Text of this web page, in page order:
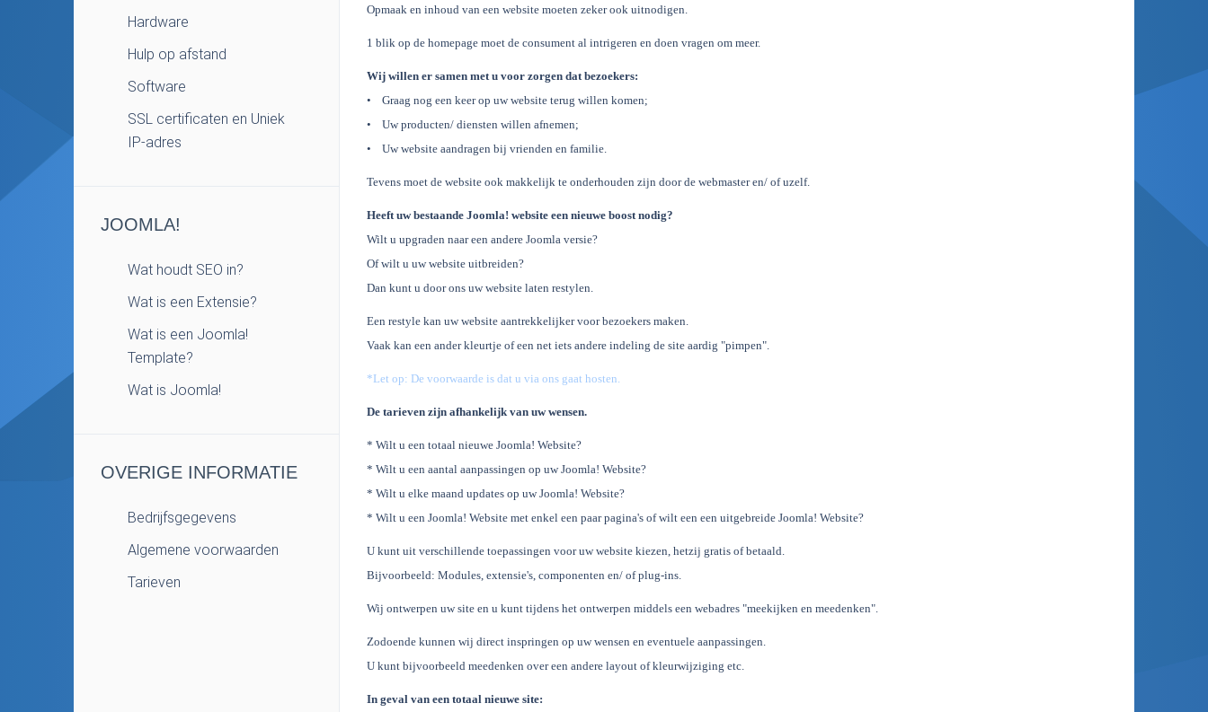
Opmaak en inhoud van een website moeten zeker ook uitnodigen.
1 blik op de homepage moet de consument al intrigeren en doen vragen om meer.
Wij willen er samen met u voor zorgen dat bezoekers:
• Graag nog een keer op uw website terug willen komen;
• Uw producten/ diensten willen afnemen;
• Uw website aandragen bij vrienden en familie.
Tevens moet de website ook makkelijk te onderhouden zijn door de webmaster en/ of uzelf.
Heeft uw bestaande Joomla! website een nieuwe boost nodig?
Wilt u upgraden naar een andere Joomla versie?
Of wilt u uw website uitbreiden?
Dan kunt u door ons uw website laten restylen.
Een restyle kan uw website aantrekkelijker voor bezoekers maken.
Vaak kan een ander kleurtje of een net iets andere indeling de site aardig "pimpen".
*Let op: De voorwaarde is dat u via ons gaat hosten.
De tarieven zijn afhankelijk van uw wensen.
* Wilt u een totaal nieuwe Joomla! Website?
* Wilt u een aantal aanpassingen op uw Joomla! Website?
* Wilt u elke maand updates op uw Joomla! Website?
* Wilt u een Joomla! Website met enkel een paar pagina's of wilt een een uitgebreide Joomla! Website?
U kunt uit verschillende toepassingen voor uw website kiezen, hetzij gratis of betaald.
Bijvoorbeeld: Modules, extensie's, componenten en/ of plug-ins.
Wij ontwerpen uw site en u kunt tijdens het ontwerpen middels een webadres "meekijken en meedenken".
Zodoende kunnen wij direct inspringen op uw wensen en eventuele aanpassingen.
U kunt bijvoorbeeld meedenken over een andere layout of kleurwijziging etc.
In geval van een totaal nieuwe site:
Hardware
Hulp op afstand
Software
SSL certificaten en Uniek
IP-adres
JOOMLA!
Wat houdt SEO in?
Wat is een Extensie?
Wat is een Joomla!
Template?
Wat is Joomla!
OVERIGE INFORMATIE
Bedrijfsgegevens
Algemene voorwaarden
Tarieven